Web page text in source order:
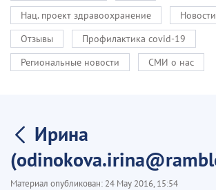
Нац. проект здравоохранение
Отзывы
Профилактика covid-19
Региональные новости
СМИ о нас
Ирина
Материал опубликован: 24 May 2016, 15:54